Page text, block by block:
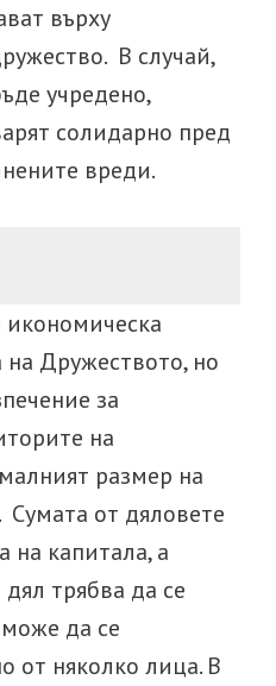
върху
В случай,
учредено,
солидарно пред
вреди.
икономическа
на Дружеството, но
за
на
размер на
Сумата от дяловете
на капитала, а
трябва да се
да се
от няколко лица. В